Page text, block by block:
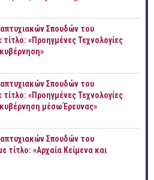
Σπουδών του
τίτλο: «Προηγμένες Τεχνολογίες
Σπουδών του
τίτλο: «Προηγμένες Τεχνολογίες
μέσω Έρευνας»
Σπουδών του
τίτλο: «Αρχαία Κείμενα και